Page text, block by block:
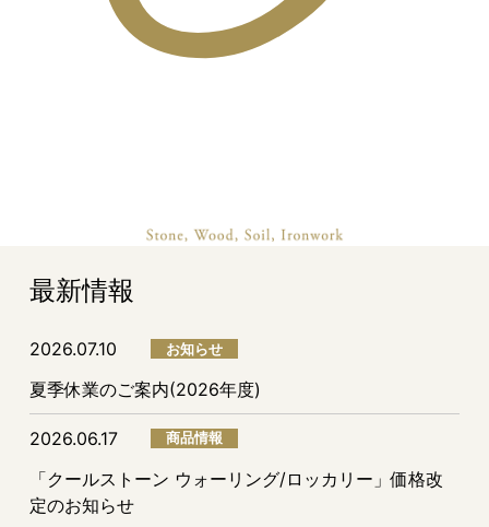
最新情報
2026.07.10 お知らせ
夏季休業のご案内(2026年度)
2026.06.17 商品情報
「クールストーン ウォーリング/ロッカリー」価格改
定のお知らせ